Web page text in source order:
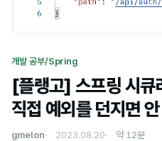
개발 공부/Spring
[플랭고] 스프링
직접 예외를 던지면
gmelon 2023.08.20 약 12분